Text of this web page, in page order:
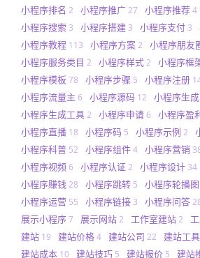
小程序排名 2 小程序推广27 小程序推荐4
小程序搜索 3 小程序搭建 3 小程序支付 3
小程序教程 113 小程序方案2 小程序朋友
小程序服务类目 2 小程序样式2 小程序框
小程序模板 78 小程序步骤 5 小程序注册
小程序流量主 6 小程序源码 12 小程序生成
小程序生成工具2 小程序申请6 小程序盈
小程序直播 18 小程序码 5 小程序示例 2
小程序科普 52 小程序组件4 小程序营销
小程序视频6 小程序认证2 小程序设计 34
小程序赚钱28 小程序跳转 5 小程序轮播图
小程序运营 55 小程序链接 3 小程序问答
展示小程序7 展示网站2 工作室建站2
建站 19 建站价格4 建站公司 22 建站工具
建站成本 10 建站技巧 5 建站报价 5 建站